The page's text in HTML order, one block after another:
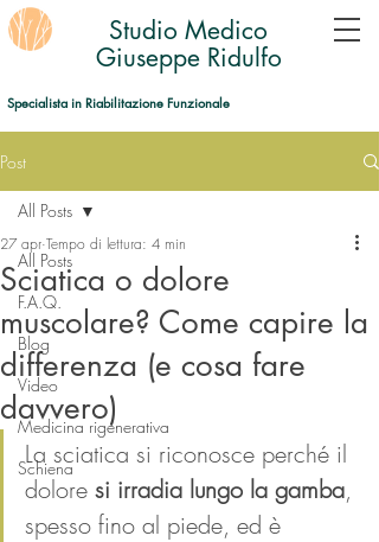
Specialista in Riabilitazione Funzionale
Studio Medico
Giuseppe Ridulfo
Post
All Posts
F.A.Q.
Blog
Video
Medicina rigenerativa
Schiena
All Posts
Sciatica o dolore
muscolare? Come capire la
differenza (e cosa fare
davvero)
27 apr Tempo di lettura: 4 min
La sciatica si riconosce perché il
dolore si irradia lungo la gamba,
spesso fino al piede, ed è